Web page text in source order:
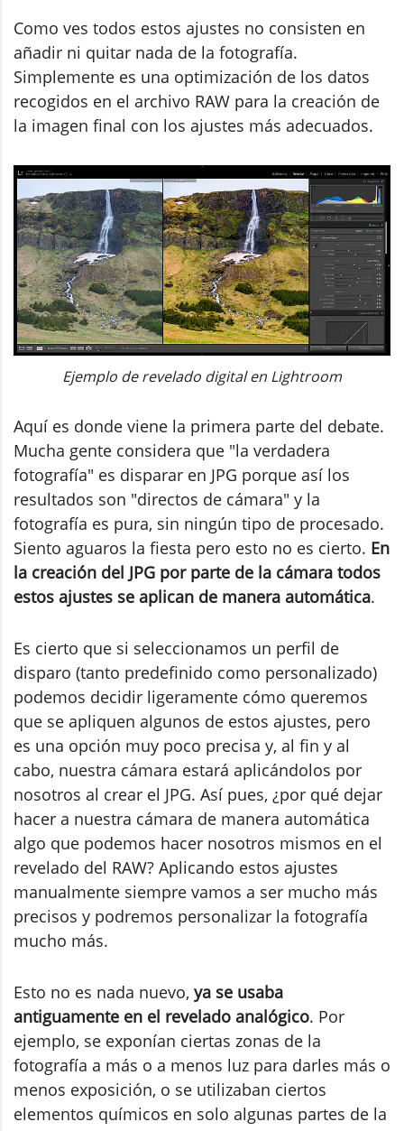
Como ves todos estos ajustes no consisten en
añadir ni quitar nada de la fotografía.
Simplemente es una optimización de los datos
recogidos en el archivo RAW para la creación de
la imagen final con los ajustes más adecuados.
Ejemplo de revelado digital en Lightroom
Aquí es donde viene la primera parte del debate.
Mucha gente considera que "la verdadera
fotografía" es disparar en JPG porque así los
resultados son "directos de cámara" y la
fotografía es pura, sin ningún tipo de procesado.
Siento aguaros la fiesta pero esto no es cierto. En
la creación del JPG por parte de la cámara todos
estos ajustes se aplican de manera automática.
Es cierto que si seleccionamos un perfil de
disparo (tanto predefinido como personalizado)
podemos decidir ligeramente cómo queremos
que se apliquen algunos de estos ajustes, pero
es una opción muy poco precisa y, al fin y al
cabo, nuestra cámara estará aplicándolos por
nosotros al crear el JPG. Así pues, ¿por qué dejar
hacer a nuestra cámara de manera automática
algo que podemos hacer nosotros mismos en el
revelado del RAW? Aplicando estos ajustes
manualmente siempre vamos a ser mucho más
precisos y podremos personalizar la fotografía
mucho más.
Esto no es nada nuevo, ya se usaba
antiguamente en el revelado analógico. Por
ejemplo, se exponían ciertas zonas de la
fotografía a más o a menos luz para darles más o
menos exposición, o se utilizaban ciertos
elementos químicos en solo algunas partes de la